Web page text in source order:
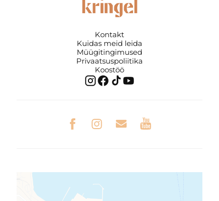
Kontakt
Kuidas meid leida
Müügitingimused
Privaatsuspoliitika
Koostöö